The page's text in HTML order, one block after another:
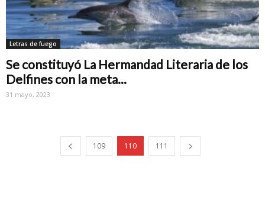
Letras de fuego
Se constituyó La Hermandad Literaria de los
Delfines con la meta...
31 mayo, 2023
109 110 111